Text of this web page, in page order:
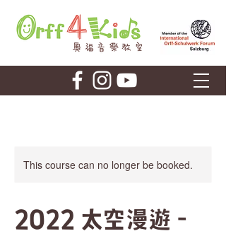
This course can no longer be booked.
2022 太空漫遊 -